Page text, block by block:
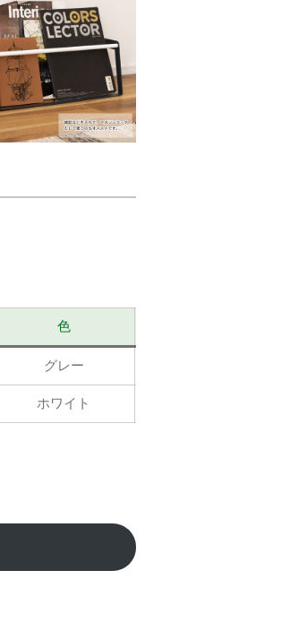
色
グレー
ホワイト